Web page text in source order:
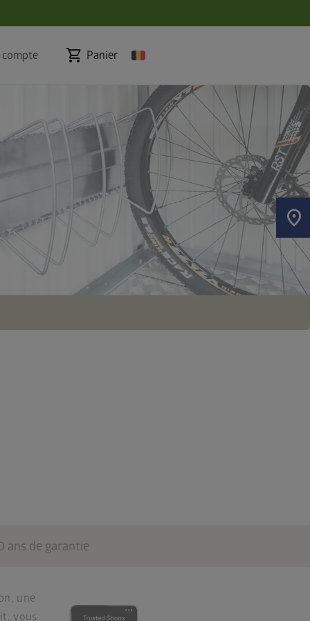
shopping_cart Panier
ans de garantie
une
vous
location_on